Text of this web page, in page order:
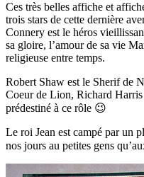
Ces très belles affiche et
trois stars de cette dernière
Connery est le héros
sa gloire, l’amour de sa vie
religieuse entre temps.
Robert Shaw est le Sherif de
Coeur de Lion, Richard Harris
prédestiné à ce rôle 😉
Le roi Jean est campé par un
nos jours au petites gens